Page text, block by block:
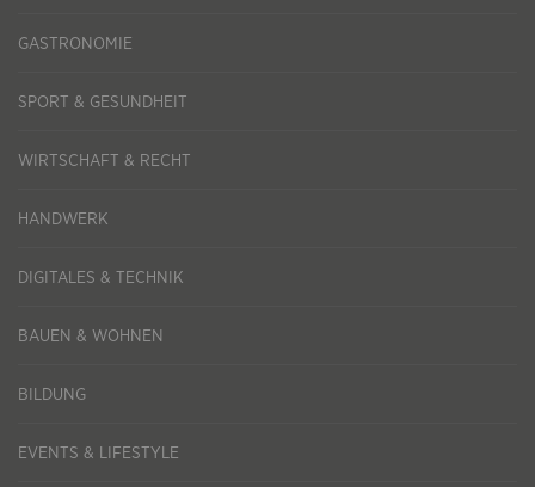
GASTRONOMIE
SPORT & GESUNDHEIT
WIRTSCHAFT & RECHT
HANDWERK
DIGITALES & TECHNIK
BAUEN & WOHNEN
BILDUNG
EVENTS & LIFESTYLE